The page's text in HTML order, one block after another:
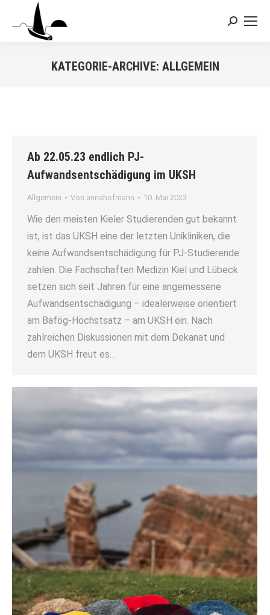
Search:
KATEGORIE-ARCHIVE: ALLGEMEIN
Ab 22.05.23 endlich PJ-
Aufwandsentschädigung im UKSH
Allgemein Von annahofmann 10. Mai 2023
Wie den meisten Kieler Studierenden gut bekannt
ist, ist das UKSH eine der letzten Unikliniken, die
keine Aufwandsentschädigung für PJ-Studierende
zahlen. Die Fachschaften Medizin Kiel und Lübeck
setzen sich seit Jahren für eine angemessene
Aufwandsentschädigung – idealerweise orientiert
am Bafög-Höchstsatz – am UKSH ein. Nach
zahlreichen Diskussionen mit dem Dekanat und
dem UKSH freut es…